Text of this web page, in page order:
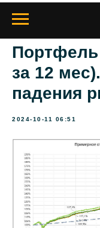
за 12
падения
2024-10-11 06:51